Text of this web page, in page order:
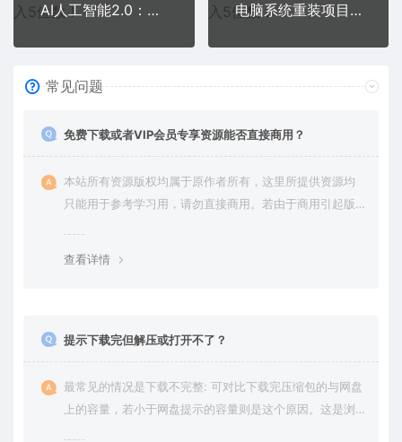
AI人工智能2.0：每个人的人工智能课：从现在开始学习AI（5月更新）
电脑系统重装项目，0成本一单利润20-30
常见问题
免费下载或者VIP会员专享资源能否直接商用？
本站所有资源版权均属于原作者所有，这里所提供资源均
只能用于参考学习用，请勿直接商用。若由于商用引起版
查看详情
提示下载完但解压或打开不了？
最常见的情况是下载不完整: 可对比下载完压缩包的与网盘
上的容量，若小于网盘提示的容量则是这个原因。这是浏